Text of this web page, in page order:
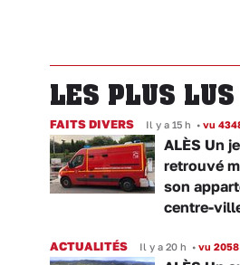
LES PLUS LUS
FAITS DIVERS Il y a 15 h • vu
ALÈS Un
retrouvé
son
centre-
ACTUALITÉS Il y a 20 h • vu